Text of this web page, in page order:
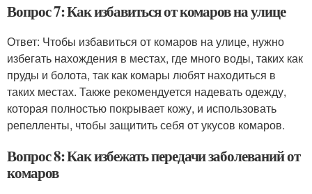
Вопрос 7: Как избавиться от комаров на улице
Ответ: Чтобы избавиться от комаров на улице, нужно
избегать нахождения в местах, где много воды, таких как
пруды и болота, так как комары любят находиться в
таких местах. Также рекомендуется надевать одежду,
которая полностью покрывает кожу, и использовать
репелленты, чтобы защитить себя от укусов комаров.
Вопрос 8: Как избежать передачи заболеваний от
комаров